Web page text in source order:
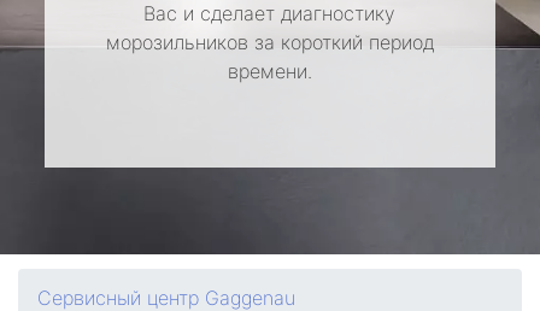
Вас и сделает диагностику
морозильников за короткий период
времени.
Сервисный центр Gaggenau